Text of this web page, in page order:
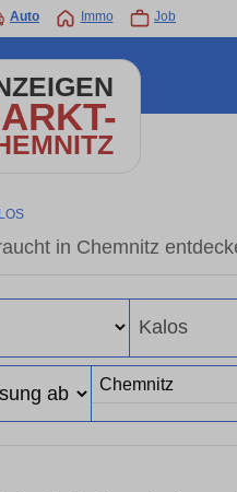
Auto Immo Job
in Chemnitz